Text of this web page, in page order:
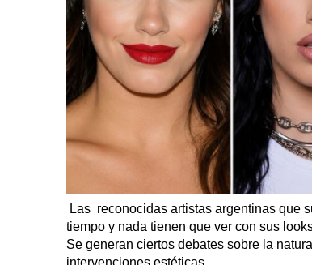
Las reconocidas artistas argentinas que
tiempo y nada tienen que ver con sus
Se generan ciertos debates sobre la
intervenciones estéticas.